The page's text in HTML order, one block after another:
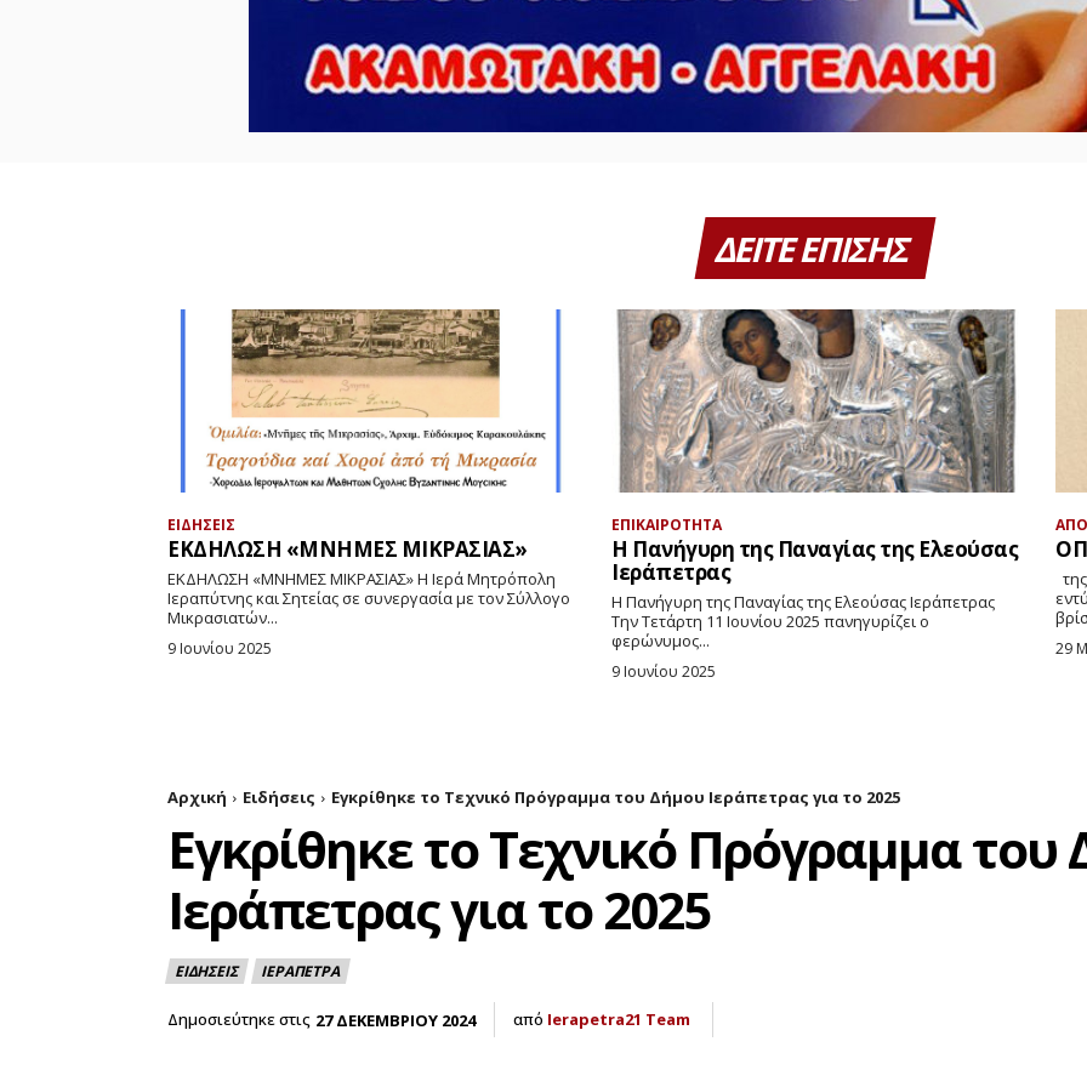
ΔΕΙΤΕ ΕΠΙΣΗΣ
ΕΙΔΗΣΕΙΣ
ΕΚΔΗΛΩΣΗ «ΜΝΗΜΕΣ ΜΙΚΡΑΣΙΑΣ»
ΕΚΔΗΛΩΣΗ «ΜΝΗΜΕΣ ΜΙΚΡΑΣΙΑΣ» Η Ιερά Μητρόπολη
Ιεραπύτνης και Σητείας σε συνεργασία με τον Σύλλογο
Μικρασιατών...
9 Ιουνίου 2025
ΕΠΙΚΑΙΡΟΤΗΤΑ
Η Πανήγυρη της Παναγίας της Ελεούσας
Ιεράπετρας
Η Πανήγυρη της Παναγίας της Ελεούσας Ιεράπετρας
Την Τετάρτη 11 Ιουνίου 2025 πανηγυρίζει ο
φερώνυμος...
9 Ιουνίου 2025
29